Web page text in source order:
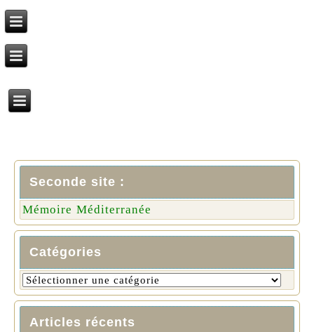
Seconde site :
Mémoire Méditerranée
Catégories
Articles récents